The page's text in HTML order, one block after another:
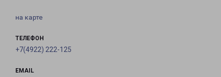
на карте
ТЕЛЕФОН
+7(4922) 222-125
EMAIL